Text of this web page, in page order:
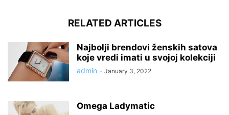
RELATED ARTICLES
Najbolji brendovi ženskih satova
koje vredi imati u svojoj kolekciji
admin - January 3, 2022
Omega Ladymatic